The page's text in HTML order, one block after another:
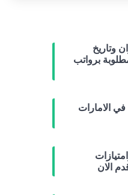
وتاريخ
برواتب
الامارات
الان